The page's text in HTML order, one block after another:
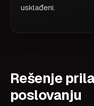
usklađeni.
Rešenje
poslovanju